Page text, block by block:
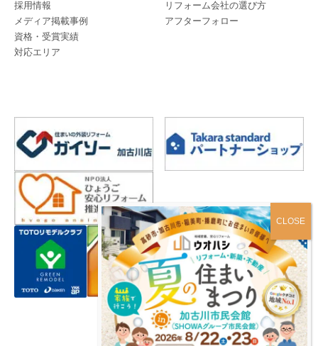
採用情報
メディア掲載事例
資格・受賞実績
対応エリア
リフォーム会社の選び方
アフターフォロー
プライバシーポリシー